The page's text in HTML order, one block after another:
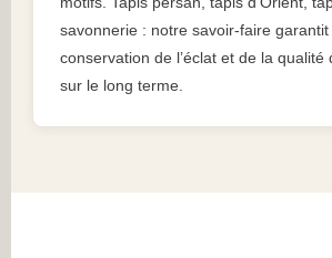
savonnerie : notre savoir-faire garantit
conservation de l’éclat et de la qualité
sur le long terme.